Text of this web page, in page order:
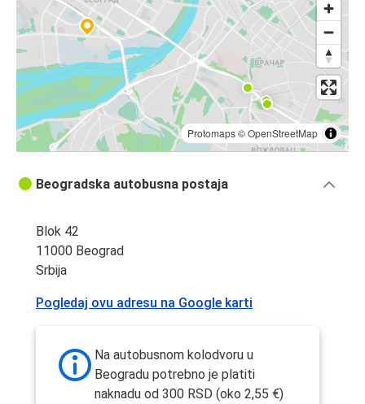
Protomaps©OpenStreetMap
Beogradska autobusna postaja
Blok 42
11000 Beograd
Srbija
Pogledaj ovu adresu na Google karti
Na autobusnom kolodvoru u
Beogradu potrebno je platiti
naknadu od 300 RSD (oko 2,55 €)